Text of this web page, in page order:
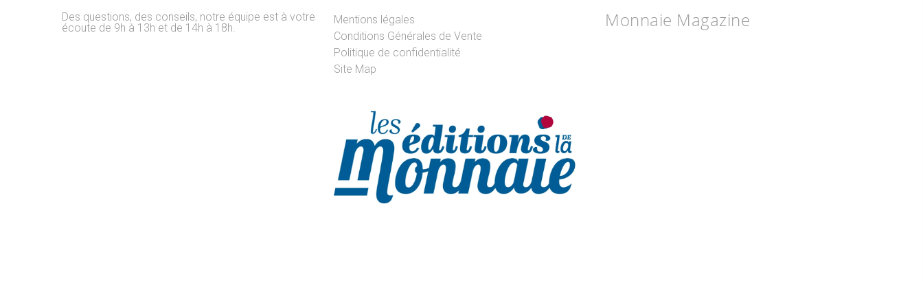
Des questions, des conseils, notre équipe est à votre
écoute de 9h à 13h et de 14h à 18h.
Mentions légales
Conditions Générales de Vente
Politique de confidentialité
Site Map
Monnaie Magazine